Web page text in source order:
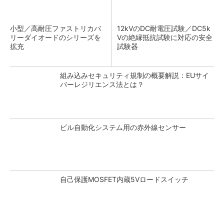
小型／高耐圧ファストリカバ
リーダイオードのシリーズを
拡充
12kVのDC耐電圧試験／DC5k
Vの絶縁抵抗試験に対応の安全
試験器
組み込みセキュリティ規制の概要解説：EUサイ
バーレジリエンス法とは？
ビル自動化システム用の赤外線センサー
自己保護MOSFET内蔵5Vロードスイッチ